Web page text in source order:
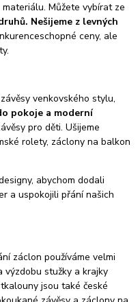
Můžete vybírat ze
Nešijeme z levných
ceny, ale
venkovského stylu,
pokoje a moderní
pro děti. Ušijeme
rolety, záclony na balkon
abychom dodali
a uspokojili přání našich
záclon používáme velmi
výzdobu stužky a krajky
jsou také české